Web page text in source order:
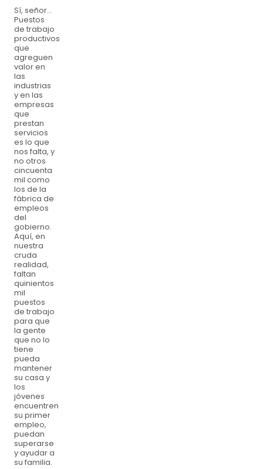
Sí, señor…
Puestos
de trabajo
productivos
que
agreguen
valor en
las
industrias
y en las
empresas
que
prestan
servicios
es lo que
nos falta, y
no otros
cincuenta
mil como
los de la
fábrica de
empleos
del
gobierno.
Aquí, en
nuestra
cruda
realidad,
faltan
quinientos
mil
puestos
de trabajo
para que
la gente
que no lo
tiene
pueda
mantener
su casa y
los
jóvenes
encuentren
su primer
empleo,
puedan
superarse
y ayudar a
su familia.